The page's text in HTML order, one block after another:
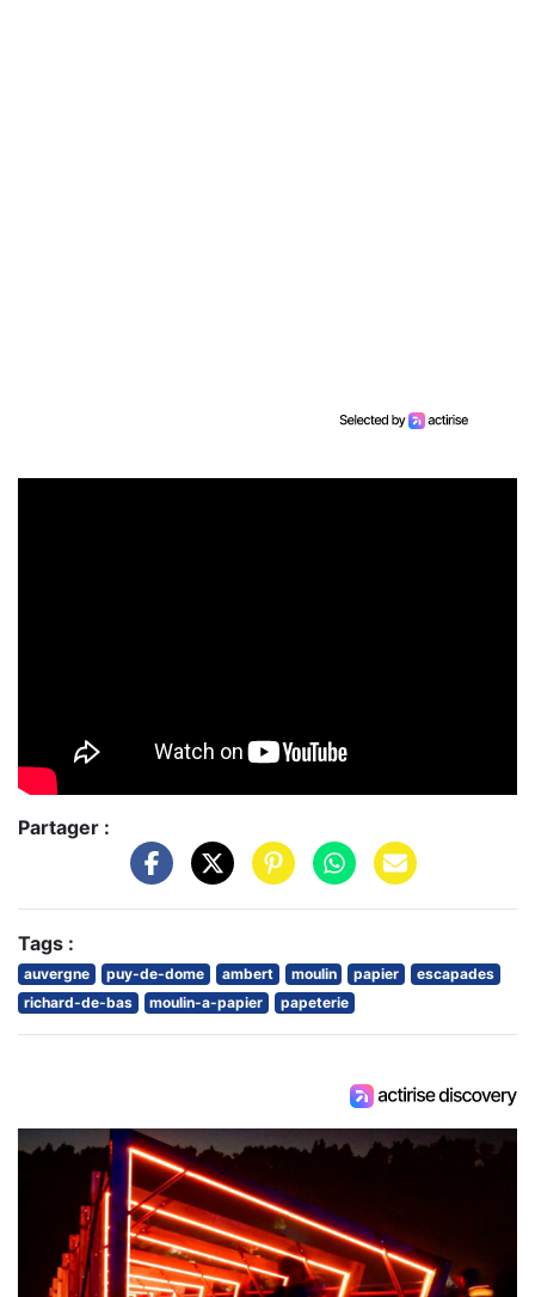
Partager :
Tags :
auvergne puy-de-dome ambert moulin papier
escapades
richard-de-bas
moulin-a-papier papeterie